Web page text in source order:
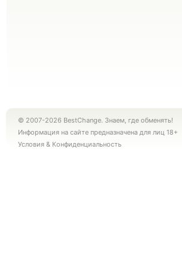
© 2007-2026 BestChange. Знаем, где обменять!
Информация на сайте предназначена для лиц 18+
Условия & Конфиденциальность